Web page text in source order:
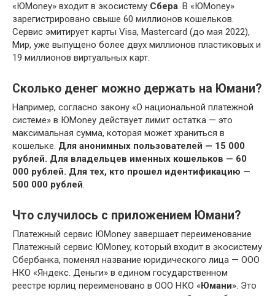
«ЮМоney» входит в экосистему Сбера. В «ЮМоney»
зарегистрировано свыше 60 миллионов кошельков.
Сервис эмитирует карты Visa, Mastercard (до мая 2022),
Мир, уже выпущено более двух миллионов пластиковых и
19 миллионов виртуальных карт.
Сколько денег можно держать на Юмани?
Например, согласно закону «О национальной платежной
системе» в ЮMoney действует лимит остатка — это
максимальная сумма, которая может храниться в
кошельке. Для анонимных пользователей — 15 000
рублей. Для владельцев именных кошельков — 60
000 рублей. Для тех, кто прошел идентификацию —
500 000 рублей.
Что случилось с приложением Юмани?
Платежный сервис ЮMoney завершает переименование
Платежный сервис ЮMoney, который входит в экосистему
Сбербанка, поменял название юридического лица — ООО
НКО «Яндекс. Деньги» в едином государственном
реестре юрлиц переименовано в ООО НКО «Юмани». Это